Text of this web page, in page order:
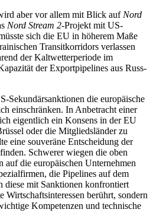
aber vor allem mit Blick auf Nord
Nord Stream 2-Projekt mit US-
sich die EU in höherem Maße
Transitkorridors verlassen
der Kalt­wetterperiode im
der Exportpipelines aus Russ­
Sekundär­sanktionen die europäische
einschränken. In Anbetracht einer
eigentlich ein Konsens in der EU
oder die Mit­gliedsländer zu
eine souveräne Entscheidung der
Schwerer wiegen die oben
auf die europäischen Unternehmen
die Pipe­lines auf dem
diese mit Sanktionen kon­fron­tiert
berührt, sondern
Kompetenzen und technische